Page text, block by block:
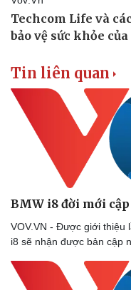
Doanh nghiệp
Thông tin doanh nghiệp
Doanh nghiệp 24h
Doanh nhân
Tin liên quan
BMW i8 đời mới
VOV.VN - Được giới thiệu
i8 sẽ nhận được bản cập